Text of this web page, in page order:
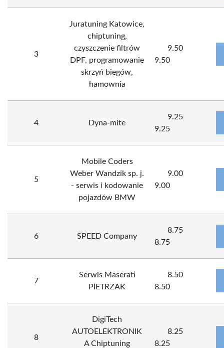
3
Juratuning Katowice,
chiptuning,
czyszczenie filtrów
DPF, programowanie
skrzyń biegów,
hamownia
9.50
9.50
4 Dyna-mite
9.25
9.25
5
Mobile Coders
Weber Wandzik sp. j.
- serwis i kodowanie
pojazdów BMW
9.00
9.00
6 SPEED Company
8.75
8.75
7
Serwis Maserati
PIETRZAK
8.50
8.50
8
DigiTech
AUTOELEKTRONIK
A Chiptuning
8.25
8.25